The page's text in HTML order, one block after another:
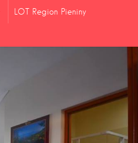
LOT Region Pieniny